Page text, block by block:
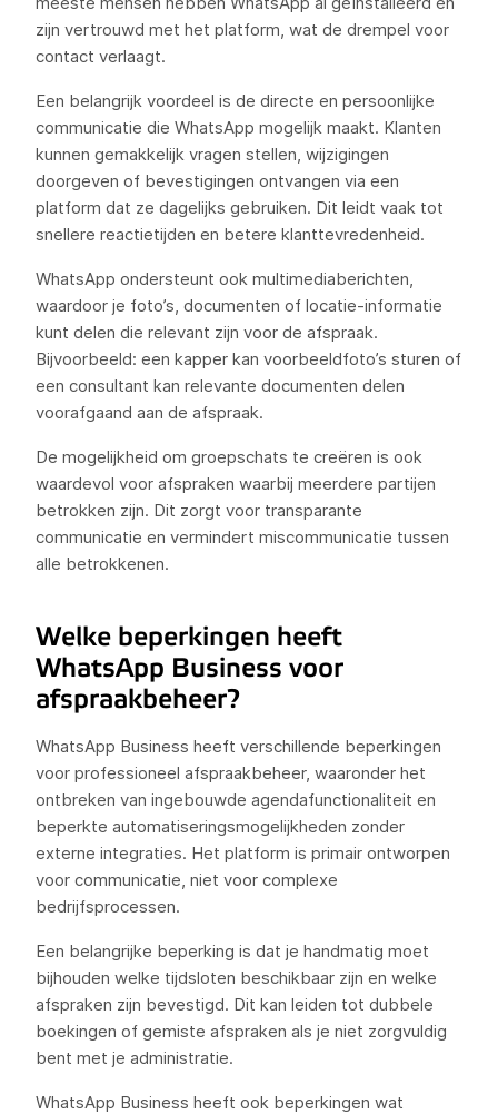
zijn vertrouwd met het platform, wat de drempel voor
contact verlaagt.
Een belangrijk voordeel is de directe en persoonlijke
communicatie die WhatsApp mogelijk maakt. Klanten
kunnen gemakkelijk vragen stellen, wijzigingen
doorgeven of bevestigingen ontvangen via een
platform dat ze dagelijks gebruiken. Dit leidt vaak tot
snellere reactietijden en betere klanttevredenheid.
WhatsApp ondersteunt ook multimediaberichten,
waardoor je foto’s, documenten of locatie-informatie
kunt delen die relevant zijn voor de afspraak.
Bijvoorbeeld: een kapper kan voorbeeldfoto’s sturen of
een consultant kan relevante documenten delen
voorafgaand aan de afspraak.
De mogelijkheid om groepschats te creëren is ook
waardevol voor afspraken waarbij meerdere partijen
betrokken zijn. Dit zorgt voor transparante
communicatie en vermindert miscommunicatie tussen
alle betrokkenen.
Welke beperkingen heeft
WhatsApp Business voor
afspraakbeheer?
WhatsApp Business heeft verschillende beperkingen
voor professioneel afspraakbeheer, waaronder het
ontbreken van ingebouwde agendafunctionaliteit en
beperkte automatiseringsmogelijkheden zonder
externe integraties. Het platform is primair ontworpen
voor communicatie, niet voor complexe
bedrijfsprocessen.
Een belangrijke beperking is dat je handmatig moet
bijhouden welke tijdsloten beschikbaar zijn en welke
afspraken zijn bevestigd. Dit kan leiden tot dubbele
boekingen of gemiste afspraken als je niet zorgvuldig
bent met je administratie.
WhatsApp Business heeft ook beperkingen wat